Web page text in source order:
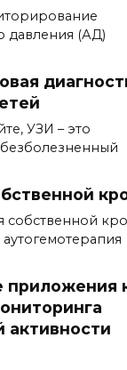
давления (АД)
УЗИ – это
собственной
активности